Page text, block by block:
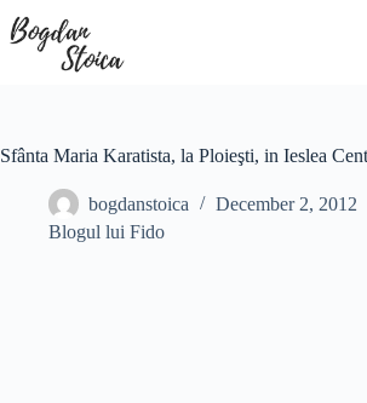
to
content
Sfânta Maria Karatista, la Ploieşti, in Ieslea
bogdanstoica
December 2, 2012
Blogul lui Fido